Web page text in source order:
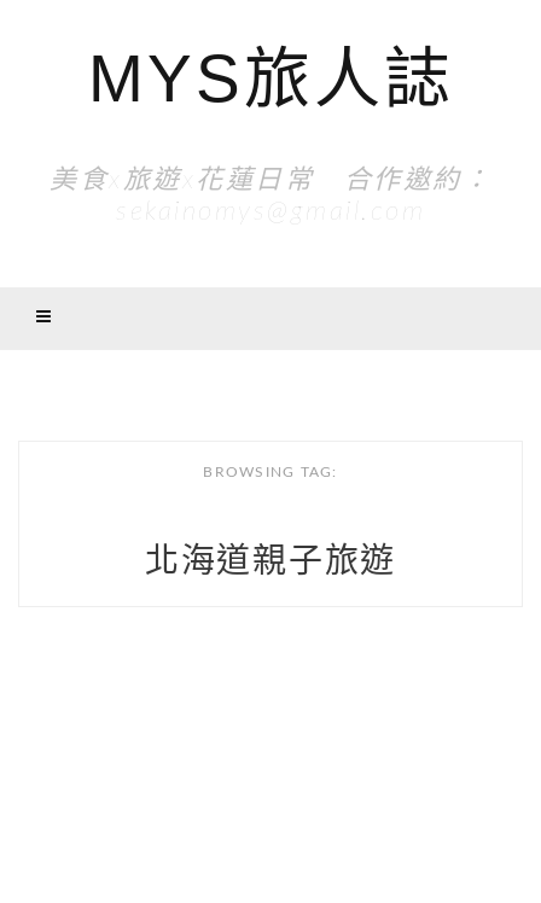
MYS旅人誌
美食x旅遊x花蓮日常 合作邀約：
sekainomys@gmail.com
BROWSING TAG:
北海道親子旅遊